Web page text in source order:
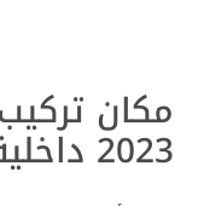
مكان تركيب
2023 داخلية